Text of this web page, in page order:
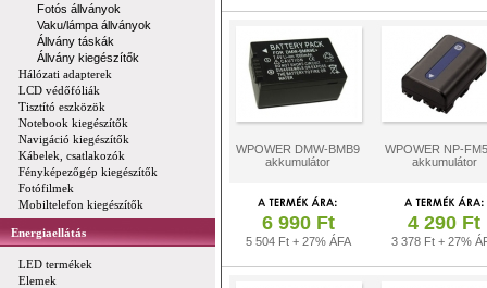
Fotós állványok
Vaku/lámpa állványok
Állvány táskák
Állvány kiegészítők
Hálózati adapterek
LCD védőfóliák
Tisztító eszközök
Notebook kiegészítők
Navigáció kiegészítők
Kábelek, csatlakozók
Fényképezőgép kiegészítők
Fotófilmek
Mobiltelefon kiegészítők
Energiaellátás
LED termékek
Elemek
WPOWER DMW-BMB9
akkumulátor
WPOWER NP-
akkumulátor
6 990 Ft
5 504 Ft + 27% ÁFA
4 290 Ft
3 378 Ft + 27%